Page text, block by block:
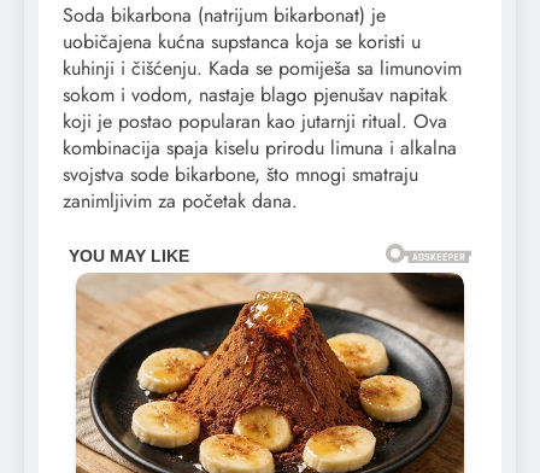
Soda bikarbona (natrijum bikarbonat) je
uobičajena kućna supstanca koja se koristi u
kuhinji i čišćenju. Kada se pomiješa sa limunovim
sokom i vodom, nastaje blago pjenušav napitak
koji je postao popularan kao jutarnji ritual. Ova
kombinacija spaja kiselu prirodu limuna i alkalna
svojstva sode bikarbone, što mnogi smatraju
zanimljivim za početak dana.